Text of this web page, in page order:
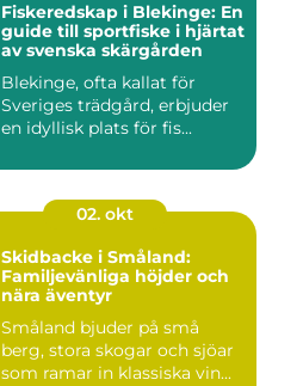
Fiskeredskap i Blekinge: En
guide till sportfiske i hjärtat
av svenska skärgården
Blekinge, ofta kallat för
Sveriges trädgård, erbjuder
en idyllisk plats för fis...
02. okt
Skidbacke i Småland:
Familjevänliga höjder och
nära äventyr
Småland bjuder på små
berg, stora skogar och sjöar
som ramar in klassiska vin...